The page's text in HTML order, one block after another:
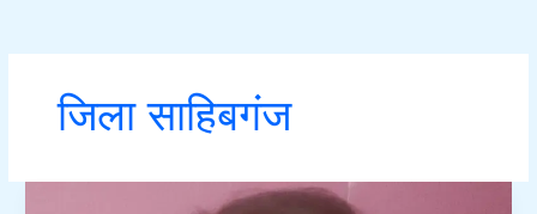
जिला साहिबगंज